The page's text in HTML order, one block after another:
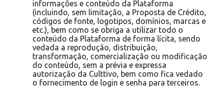
informações e conteúdo da Plataforma
(incluindo, sem limitação, a Proposta de Crédito,
códigos de fonte, logotipos, domínios, marcas e
etc.), bem como se obriga a utilizar todo o
conteúdo da Plataforma de forma lícita, sendo
vedada a reprodução, distribuição,
transformação, comercialização ou modificação
do conteúdo, sem a prévia e expressa
autorização da Culttivo, bem como fica vedado
o fornecimento de login e senha para terceiros.